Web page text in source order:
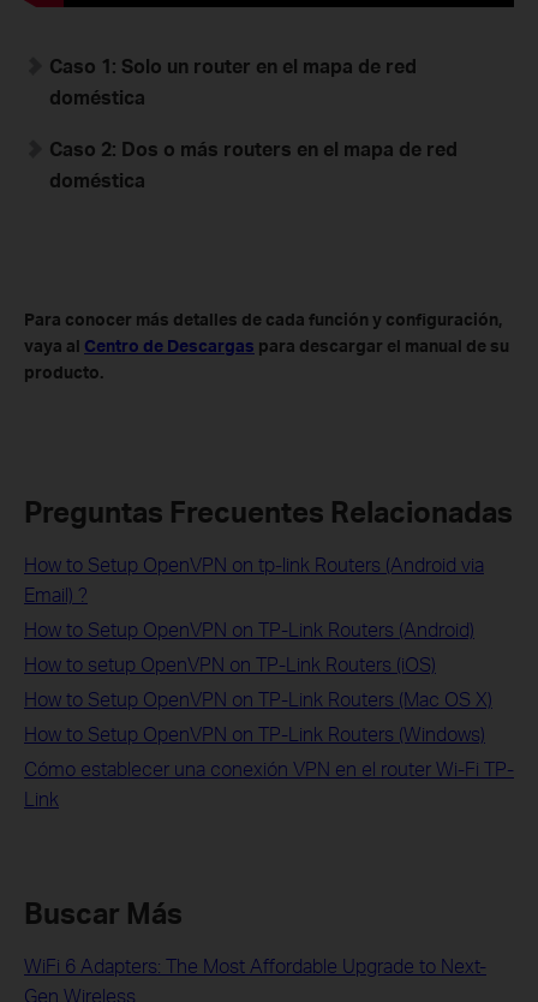
Caso 1: Solo un router en el mapa de red
doméstica
Caso 2: Dos o más routers en el mapa de red
doméstica
Para conocer más detalles de cada función y configuración,
vaya al Centro de Descargas para descargar el manual de su
producto.
Preguntas Frecuentes Relacionadas
How to Setup OpenVPN on tp-link Routers (Android via
Email) ?
How to Setup OpenVPN on TP-Link Routers (Android)
How to setup OpenVPN on TP-Link Routers (iOS)
How to Setup OpenVPN on TP-Link Routers (Mac OS X)
How to Setup OpenVPN on TP-Link Routers (Windows)
Cómo establecer una conexión VPN en el router Wi-Fi TP-
Link
Buscar Más
WiFi 6 Adapters: The Most Affordable Upgrade to Next-
Gen Wireless